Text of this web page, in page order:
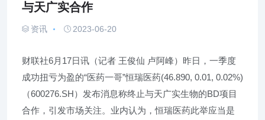
与天广实合作
资讯 2023-06-20
财联社6月17日讯（记者 王俊仙 卢阿峰）昨日，一季度
成功扭亏为盈的“医药一哥”恒瑞医药(46.890, 0.01, 0.02%)
（600276.SH）发布消息称终止与天广实生物的BD项目
合作，引发市场关注。业内认为，恒瑞医药此举应当是